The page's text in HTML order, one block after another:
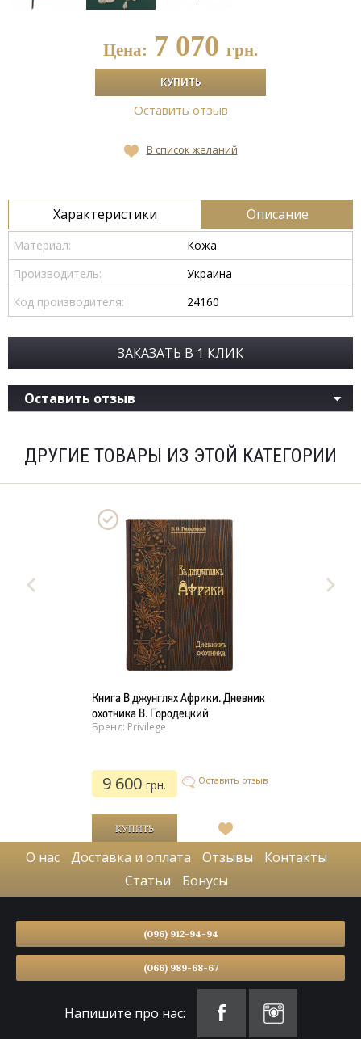
Цена: 7 070 грн.
Оставить отзыв
В список желаний
Характеристики Описание
Материал:
Кожа
Производитель:
Украина
Код производителя:
24160
ЗАКАЗАТЬ В 1 КЛИК
Оставить отзыв
ДРУГИЕ ТОВАРЫ ИЗ ЭТОЙ КАТЕГОРИИ
Книга В джунглях Африки. Дневник
охотника В. Городецкий
Бренд: Privilege
9 600грн. Оставить отзыв
В
список
желаний
О нас Доставка и оплата Отзывы
Контакты
Статьи
Бонусы
(096) 912-94-94
(066) 989-68-67
Напишите про нас: